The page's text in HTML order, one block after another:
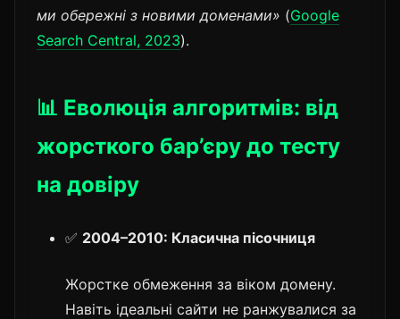
ми обережні з новими доменами» (Google
Search Central, 2023).
📊 Еволюція алгоритмів: від
жорсткого бар’єру до тесту
на довіру
✅ 2004–2010: Класична пісочниця
Жорстке обмеження за віком домену.
Навіть ідеальні сайти не ранжувалися за